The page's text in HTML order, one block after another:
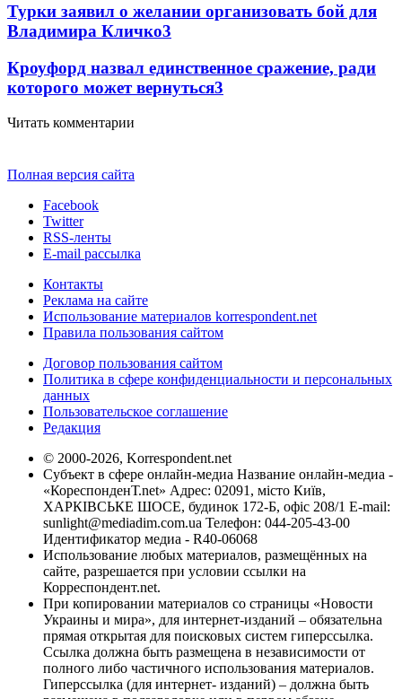
Турки заявил о желании организовать бой для
Владимира Кличко3
Кроуфорд назвал единственное сражение, ради
которого может вернуться3
Читать комментарии
Полная версия сайта
Facebook
Twitter
RSS-ленты
E-mail рассылка
Контакты
Реклама на сайте
Использование материалов korrespondent.net
Правила пользования сайтом
Договор пользования сайтом
Политика в сфере конфиденциальности и персональных
данных
Пользовательское соглашение
Редакция
© 2000-2026, Korrespondent.net
Субъект в сфере онлайн-медиа Название онлайн-медиа -
«КореспонденТ.net» Адрес: 02091, місто Київ,
ХАРКІВСЬКЕ ШОСЕ, будинок 172-Б, офіс 208/1 E-mail:
sunlight@mediadim.com.ua Телефон: 044-205-43-00
Идентификатор медиа - R40-06068
Использование любых материалов, размещённых на
сайте, разрешается при условии ссылки на
Корреспондент.net.
При копировании материалов со страницы «Новости
Украины и мира», для интернет-изданий – обязательна
прямая открытая для поисковых систем гиперссылка.
Ссылка должна быть размещена в независимости от
полного либо частичного использования материалов.
Гиперссылка (для интернет- изданий) – должна быть